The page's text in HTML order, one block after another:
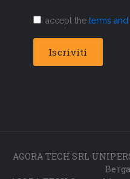
I accept the terms
AGORA TECH SRL